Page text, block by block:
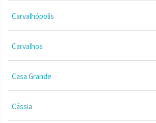
Carvalhópolis
Carvalhos
Casa Grande
Cássia